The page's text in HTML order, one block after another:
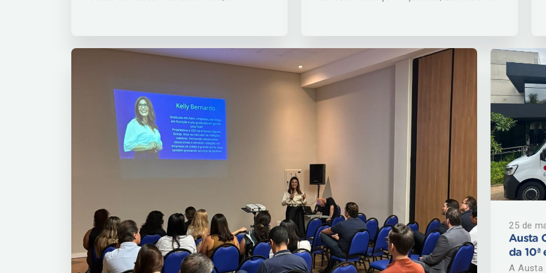
cores do Brasil, levando ainda mais
descontração e entusiasmo para a rotina
das equipes. A mobilização contou até
personalizados e muita criatividade. Entre
os destaques esteve o "Time de
Sucesso", nome escolhido para
representar o espírito de união e
comprometimento que faz parte do dia a
dia da instituição. Mais do que uma
gramados: comprometimento, união e
confiança. No Austa, assim como em um
time de futebol, cada profissional
contribui com suas habilidades para que
o trabalho aconteça de forma integrada,
muitas vezes têm uma mesma origem.
Pensando em oferecer um atendimento
cada vez mais completo e especializado,
o IMC passa a contar com o serviço de
Cirurgia e Traumatologia
Bucomaxilofacial, ampliando o acesso da
população a diagnósticos precisos e
tratamentos avançados para condições
que afetam a face, a mandíbula e a
articulação temporomandibular (ATM). A
especialidade atua no diagnóstico e
tratamento clínico e cirúrgico de diversas
alterações que impactam diretamente
funções essenciais do dia a dia, como
mastigação, fala, respiração e qualidade
do sono. Entre as principais condições
atendidas estão as disfunções da ATM, o
bruxismo, as dores faciais e as
25 de
Austa
da
A Austa